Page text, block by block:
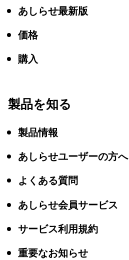
あしらせ最新版
価格
購入
製品を知る
製品情報
あしらせユーザーの方へ
よくある質問
あしらせ会員サービス
サービス利用規約
重要なお知らせ